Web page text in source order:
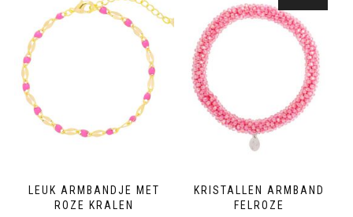
LEUK ARMBANDJE MET
ROZE KRALEN
KRISTALLEN ARMBAND
FELROZE